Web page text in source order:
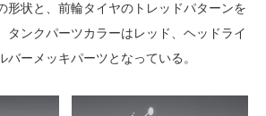
形状と、前輪タイヤのトレッドパターンを
タンクパーツカラーはレッド、ヘッドライ
バーメッキパーツとなっている。